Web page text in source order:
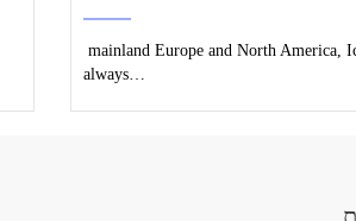
mainland Europe and North America,
always…